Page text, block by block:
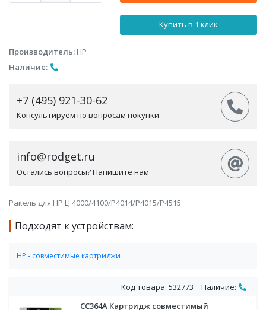
Купить в 1 клик
Производитель: HP
Наличие:
+7 (495) 921-30-62
Консультируем по вопросам покупки
info@rodget.ru
Остались вопросы? Напишите нам
Ракель для HP LJ 4000/4100/P4014/P4015/P4515
Подходят к устройствам:
HP - совместимые картриджи
Код товара: 532773
Наличие:
CC364A Картридж совместимый